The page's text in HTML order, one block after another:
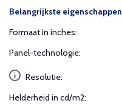
Belangrijkste eigenschappen
Formaat in inches:
Panel-technologie:
Resolutie:
Helderheid in cd/m2: